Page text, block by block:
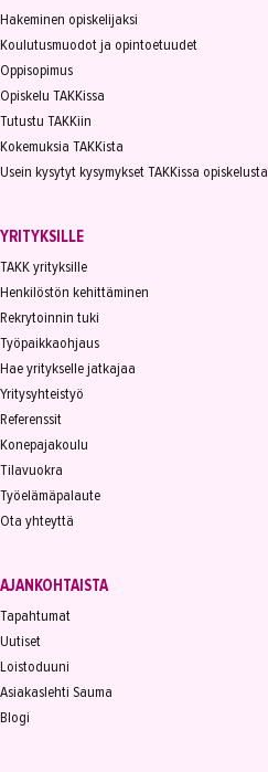
Hakeminen opiskelijaksi
Koulutusmuodot ja opintoetuudet
Oppisopimus
Opiskelu TAKKissa
Tutustu TAKKiin
Kokemuksia TAKKista
Usein kysytyt kysymykset TAKKissa opiskelusta
YRITYKSILLE
TAKK yrityksille
Henkilöstön kehittäminen
Rekrytoinnin tuki
Työpaikkaohjaus
Hae yritykselle jatkajaa
Yritysyhteistyö
Referenssit
Konepajakoulu
Tilavuokra
Työelämäpalaute
Ota yhteyttä
AJANKOHTAISTA
Tapahtumat
Uutiset
Loistoduuni
Asiakaslehti Sauma
Blogi